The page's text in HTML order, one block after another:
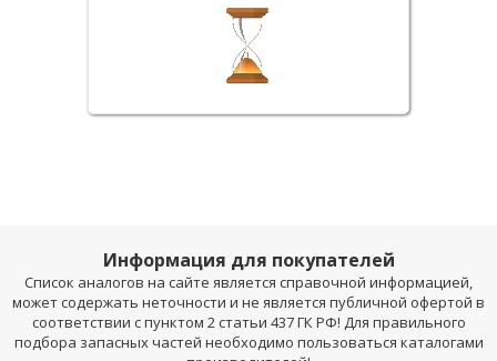
Информация для покупателей
Список аналогов на сайте является справочной информацией,
может содержать неточности и не является публичной офертой в
соответствии с пунктом 2 статьи 437 ГК РФ! Для правильного
подбора запасных частей необходимо пользоваться каталогами